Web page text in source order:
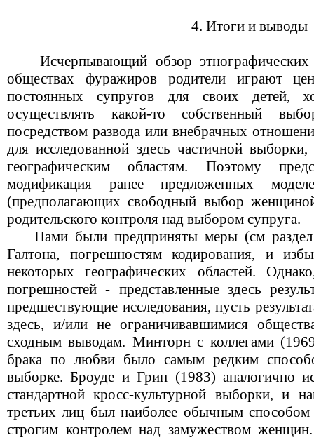
4. Итоги и выводы
Исчерпывающий обзор этнографических
обществах фуражиров родители играют
постоянных супругов для своих детей,
осуществлять какой-то собственный
посредством развода или внебрачных
для исследованной здесь частичной выборки,
географическим областям. Поэтому
модификация ранее предложенных
(предполагающих свободный выбор
родительского контроля над выбором супруга.
Нами были предприняты меры (см
Галтона, погрешностям кодирования, и
некоторых географических областей.
погрешностей - представленные здесь
предшествующие исследования, пусть
здесь, и/или не ограничивавшимися
сходным выводам. Минторн с коллегами
брака по любви было самым редким
выборке. Броуде и Грин (1983) аналогично
стандартной кросс-культурной выборки, и
третьих лиц был наиболее обычным способом
строгим контролем над замужеством